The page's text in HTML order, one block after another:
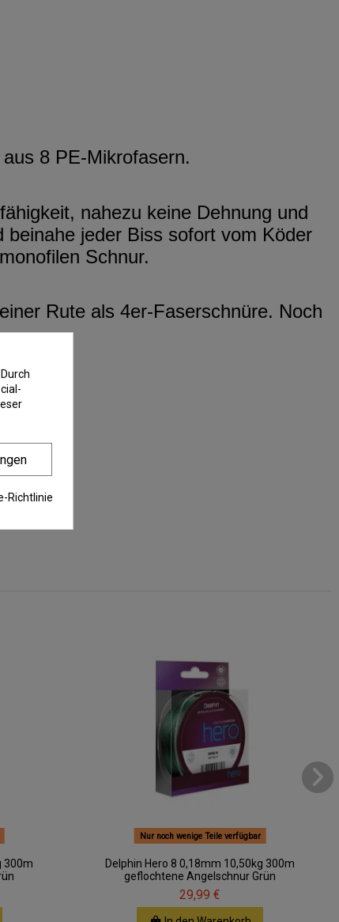
8 PE-Mikrofasern.
nahezu keine Dehnung und
jeder Biss sofort vom Köder
Schnur.
Rute als 4er-Faserschnüre. Noch
300m
Nur noch wenige Teile verfügbar
Delphin Hero 8 0,18mm 10,50kg 300m
geflochtene Angelschnur Grün
29,99 €
Richtlinie